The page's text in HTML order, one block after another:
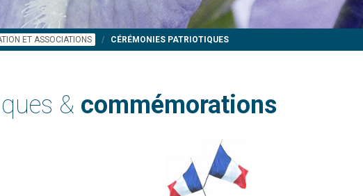
ET ASSOCIATIONS CÉRÉMONIES PATRIOTIQUES
& commémorations